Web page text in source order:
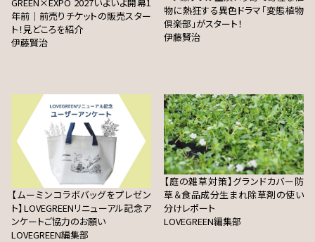
年前｜前売りチケットの販売スター
ト！見どころを紹介
伊藤賢治
物に熱狂する異色ドラマ「変態植物
倶楽部」がスタート！
伊藤賢治
【ムーミンコラボバッグをプレゼン
ト】LOVEGREENリニューアル記念ア
ンケートご協力のお願い
LOVEGREEN編集部
【庭の雑草対策】グランドカバー防
草＆食品成分生まれ除草剤の使い
分けレポート
LOVEGREEN編集部